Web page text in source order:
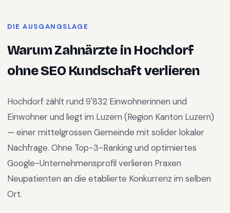
DIE AUSGANGSLAGE
WarumZahnärzteinHochdorf
ohne SEO Kundschaft verlieren
Hochdorf zählt rund 9'832 Einwohnerinnen und
Einwohner und liegt im Luzern (Region Kanton Luzern)
— einer mittelgrossen Gemeinde mit solider lokaler
Nachfrage. Ohne Top-3-Ranking und optimiertes
Google-Unternehmensprofil verlieren Praxen
Neupatienten an die etablierte Konkurrenz im selben
Ort.